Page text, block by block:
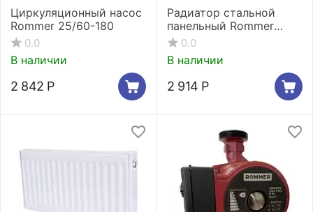
Циркуляционный насос
Rommer 25/60-180
0.0
В наличии
2 842 Р
Радиатор стальной
панельный Rommer
Compact 11/300/800
боковое подключение
0.0
В наличии
2 914 Р